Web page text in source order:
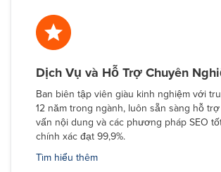
Dịch Vụ và Hỗ Trợ Chuyên
Ban biên tập viên giàu kinh nghiệm với
12 năm trong ngành, luôn sẵn sàng hỗ
vấn nội dung và các phương pháp SEO
chính xác đạt 99,9%.
Tìm hiểu thêm